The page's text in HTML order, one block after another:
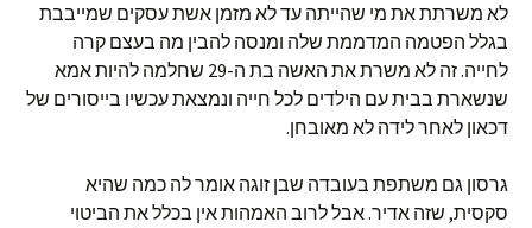
לא משרתת את מי שהייתה עד לא מזמן אשת עסקים שמייבבת
בגלל הפטמה המדממת שלה ומנסה להבין מה בעצם קרה
לחייה. זה לא משרת את האשה בת ה-29 שחלמה להיות אמא
שנשארת בבית עם הילדים לכל חייה ונמצאת עכשיו בייסורים של
דכאון לאחר לידה לא מאובחן.
גרסון גם משתפת בעובדה שבן זוגה אומר לה כמה שהיא
סקסית, שזה אדיר. אבל לרוב האמהות אין בכלל את הביטוי